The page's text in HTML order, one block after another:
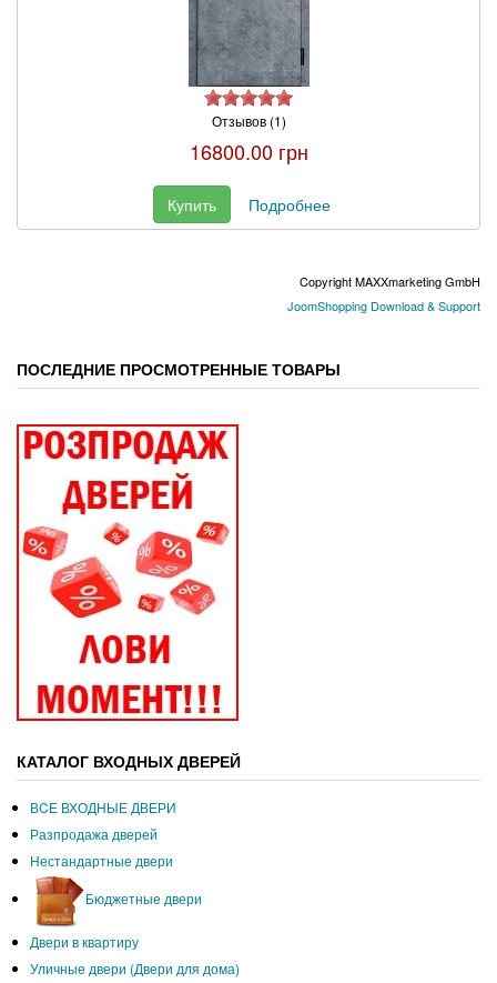
Отзывов (1)
16800.00 грн
Купить Подробнее
Copyright MAXXmarketing GmbH
JoomShopping Download & Support
ПОСЛЕДНИЕ ПРОСМОТРЕННЫЕ ТОВАРЫ
КАТАЛОГ ВХОДНЫХ ДВЕРЕЙ
ВCЕ ВХОДНЫЕ ДВЕРИ
Разпродажа дверей
Нестандартные двери
Бюджетные двери
Двери в квартиру
Уличные двери (Двери для дома)